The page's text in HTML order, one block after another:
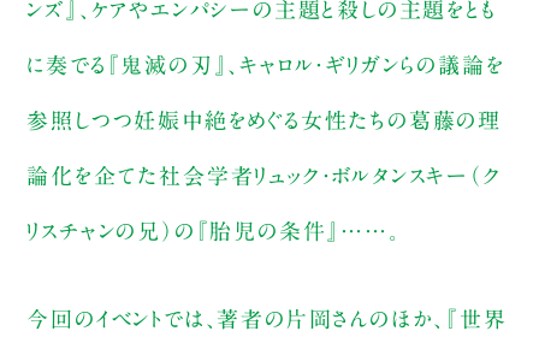
ンズ』、ケアやエンパシーの主題と殺しの主題をとも
に奏でる『鬼滅の刃』、キャロル・ギリガンらの議論を
参照しつつ妊娠中絶をめぐる女性たちの葛藤の理
論化を企てた社会学者リュック・ボルタンスキー（ク
リスチャンの兄）の『胎児の条件』……。
今回のイベントでは、著者の片岡さんのほか、『世界